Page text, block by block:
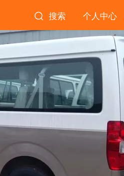
搜索 个人中心